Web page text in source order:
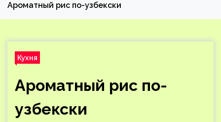
Ароматный рис по-узбекски
Кухня
Ароматный рис по-
узбекски